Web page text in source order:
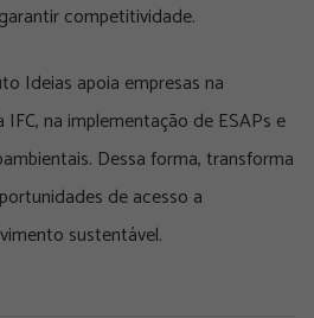
competitividade.
Ideias apoia empresas na
na implementação de ESAPs e
Dessa forma, transforma
de acesso a
sustentável.